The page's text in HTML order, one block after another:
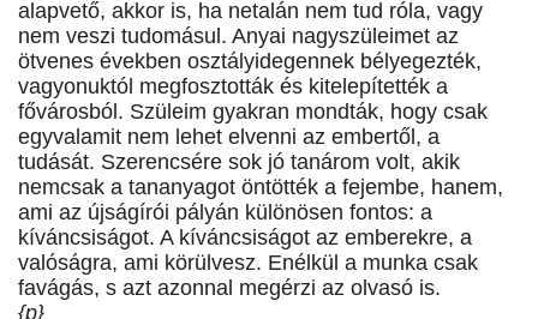
alapvető, akkor is, ha netalán nem tud róla, vagy
nem veszi tudomásul. Anyai nagyszüleimet az
ötvenes években osztályidegennek bélyegezték,
vagyonuktól megfosztották és kitelepítették a
fővárosból. Szüleim gyakran mondták, hogy csak
egyvalamit nem lehet elvenni az embertől, a
tudását. Szerencsére sok jó tanárom volt, akik
nemcsak a tananyagot öntötték a fejembe, hanem,
ami az újságírói pályán különösen fontos: a
kíváncsiságot. A kíváncsiságot az emberekre, a
valóságra, ami körülvesz. Enélkül a munka csak
favágás, s azt azonnal megérzi az olvasó is.
{p}